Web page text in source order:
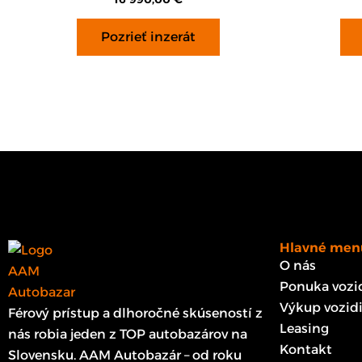
Pozrieť inzerát
Férový prístup a dlhoročné skúseností z
nás robia jeden z TOP autobazárov na
Slovensku. AAM Autobazár – od roku
Hlavné
O nás
Ponuka
Výkup
Leasing
Kontakt